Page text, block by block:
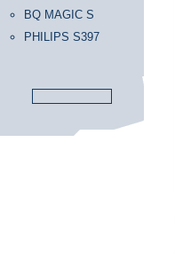
BQ MAGIC S
PHILIPS S397